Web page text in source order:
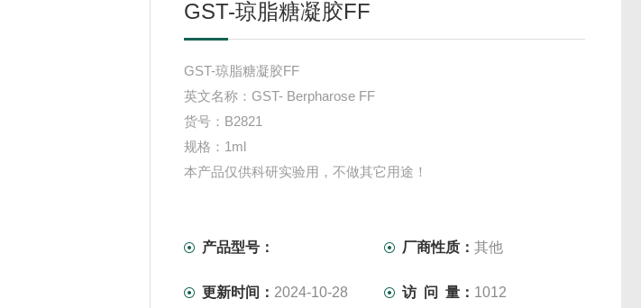
GST-琼脂糖凝胶FF
GST-琼脂糖凝胶FF
英文名称：GST- Berpharose FF
货号：B2821
规格：1ml
本产品仅供科研实验用，不做其它用途！
产品型号： 厂商性质：其他
更新时间： 2024-10-28 访 问 量： 1012